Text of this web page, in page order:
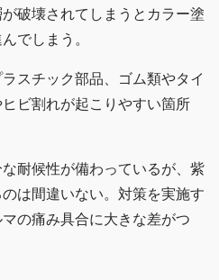
破壊されてしまうとカラー塗
でしまう。
スチック部品、ゴム類やタイ
ビ割れが起こりやすい箇所
耐候性が備わっているが、紫
は間違いない。対策を実施す
の痛み具合に大きな差がつ